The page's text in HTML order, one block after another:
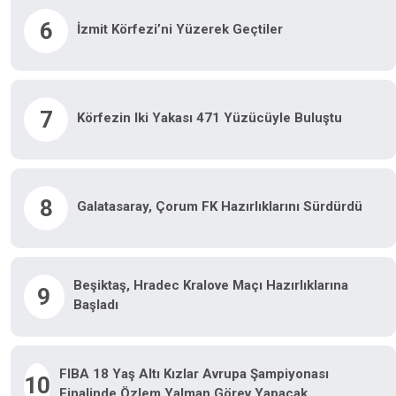
6 İzmit Körfezi’ni Yüzerek Geçtiler
7 Körfezin Iki Yakası 471 Yüzücüyle Buluştu
8 Galatasaray, Çorum FK Hazırlıklarını Sürdürdü
9
Beşiktaş, Hradec Kralove Maçı Hazırlıklarına
Başladı
10
FIBA 18 Yaş Altı Kızlar Avrupa Şampiyonası